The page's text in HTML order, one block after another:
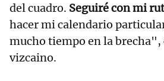
del cuadro. Seguiré con mi
hacer mi calendario
mucho tiempo en la
vizcaino.